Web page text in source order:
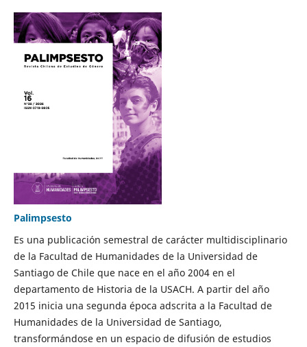
Palimpsesto
Es una publicación semestral de carácter multidisciplinario
de la Facultad de Humanidades de la Universidad de
Santiago de Chile que nace en el año 2004 en el
departamento de Historia de la USACH. A partir del año
2015 inicia una segunda época adscrita a la Facultad de
Humanidades de la Universidad de Santiago,
transformándose en un espacio de difusión de estudios